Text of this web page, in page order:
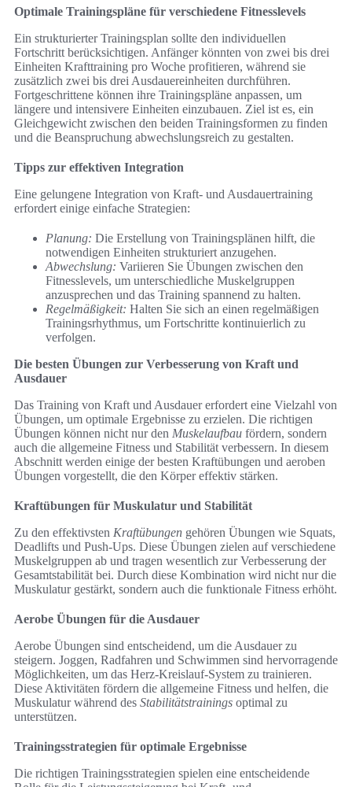
Optimale Trainingspläne für verschiedene Fitnesslevels
Ein strukturierter Trainingsplan sollte den individuellen
Fortschritt berücksichtigen. Anfänger könnten von zwei bis drei
Einheiten Krafttraining pro Woche profitieren, während sie
zusätzlich zwei bis drei Ausdauereinheiten durchführen.
Fortgeschrittene können ihre Trainingspläne anpassen, um
längere und intensivere Einheiten einzubauen. Ziel ist es, ein
Gleichgewicht zwischen den beiden Trainingsformen zu finden
und die Beanspruchung abwechslungsreich zu gestalten.
Tipps zur effektiven Integration
Eine gelungene Integration von Kraft- und Ausdauertraining
erfordert einige einfache Strategien:
Planung: Die Erstellung von Trainingsplänen hilft, die
notwendigen Einheiten strukturiert anzugehen.
Abwechslung: Variieren Sie Übungen zwischen den
Fitnesslevels, um unterschiedliche Muskelgruppen
anzusprechen und das Training spannend zu halten.
Regelmäßigkeit: Halten Sie sich an einen regelmäßigen
Trainingsrhythmus, um Fortschritte kontinuierlich zu
verfolgen.
Die besten Übungen zur Verbesserung von Kraft und
Ausdauer
Das Training von Kraft und Ausdauer erfordert eine Vielzahl von
Übungen, um optimale Ergebnisse zu erzielen. Die richtigen
Übungen können nicht nur den Muskelaufbau fördern, sondern
auch die allgemeine Fitness und Stabilität verbessern. In diesem
Abschnitt werden einige der besten Kraftübungen und aeroben
Übungen vorgestellt, die den Körper effektiv stärken.
Kraftübungen für Muskulatur und Stabilität
Zu den effektivsten Kraftübungen gehören Übungen wie Squats,
Deadlifts und Push-Ups. Diese Übungen zielen auf verschiedene
Muskelgruppen ab und tragen wesentlich zur Verbesserung der
Gesamtstabilität bei. Durch diese Kombination wird nicht nur die
Muskulatur gestärkt, sondern auch die funktionale Fitness erhöht.
Aerobe Übungen für die Ausdauer
Aerobe Übungen sind entscheidend, um die Ausdauer zu
steigern. Joggen, Radfahren und Schwimmen sind hervorragende
Möglichkeiten, um das Herz-Kreislauf-System zu trainieren.
Diese Aktivitäten fördern die allgemeine Fitness und helfen, die
Muskulatur während des Stabilitätstrainings optimal zu
unterstützen.
Trainingsstrategien für optimale Ergebnisse
Die richtigen Trainingsstrategien spielen eine entscheidende